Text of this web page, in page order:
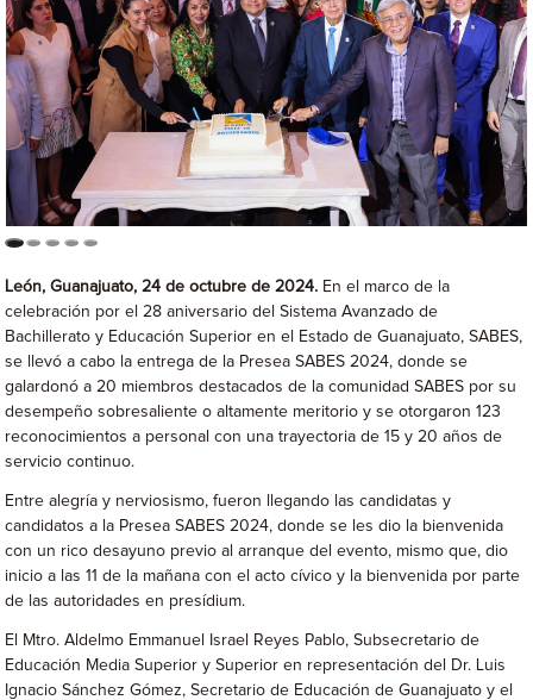
León, Guanajuato, 24 de octubre de 2024. En el marco de la
celebración por el 28 aniversario del Sistema Avanzado de
Bachillerato y Educación Superior en el Estado de Guanajuato, SABES,
se llevó a cabo la entrega de la Presea SABES 2024, donde se
galardonó a 20 miembros destacados de la comunidad SABES por su
desempeño sobresaliente o altamente meritorio y se otorgaron 123
reconocimientos a personal con una trayectoria de 15 y 20 años de
servicio continuo.
Entre alegría y nerviosismo, fueron llegando las candidatas y
candidatos a la Presea SABES 2024, donde se les dio la bienvenida
con un rico desayuno previo al arranque del evento, mismo que, dio
inicio a las 11 de la mañana con el acto cívico y la bienvenida por parte
de las autoridades en presídium.
El Mtro. Aldelmo Emmanuel Israel Reyes Pablo, Subsecretario de
Educación Media Superior y Superior en representación del Dr. Luis
Ignacio Sánchez Gómez, Secretario de Educación de Guanajuato y el